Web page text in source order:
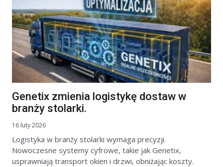
Genetix zmienia logistykę dostaw w
branży stolarki.
16 luty 2026
Logistyka w branży stolarki wymaga precyzji.
Nowoczesne systemy cyfrowe, takie jak Genetix,
usprawniają transport okien i drzwi, obniżając koszty.